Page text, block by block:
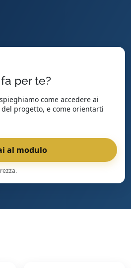
per te?
come accedere ai
progetto, e come orientarti
al modulo